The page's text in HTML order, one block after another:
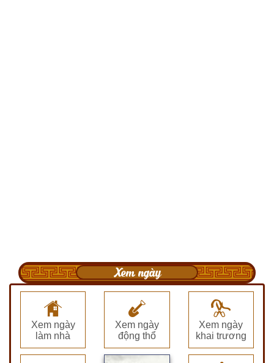
Xem ngày
Xem ngày
làm nhà
Xem ngày
động thổ
Xem ngày
khai trương